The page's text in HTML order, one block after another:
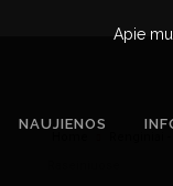
Apie
NAUJIENOS